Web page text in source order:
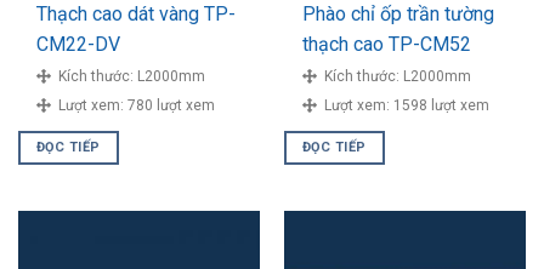
Thạch cao dát vàng TP-
CM22-DV
Kích thước: L2000mm
Lượt xem: 780 lượt xem
ĐỌC TIẾP
Phào chỉ ốp trần tường
thạch cao TP-CM52
Kích thước: L2000mm
Lượt xem: 1598 lượt xem
ĐỌC TIẾP